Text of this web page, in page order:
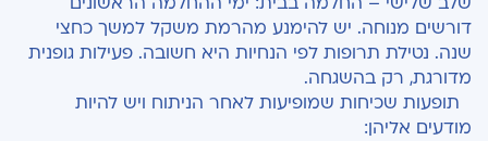
דורשים מנוחה. יש להימנע מהרמת משקל למשך כחצי
שנה. נטילת תרופות לפי הנחיות היא חשובה. פעילות גופנית
מדורגת, רק בהשגחה.
תופעות שכיחות שמופיעות לאחר הניתוח ויש להיות
מודעים אליהן: